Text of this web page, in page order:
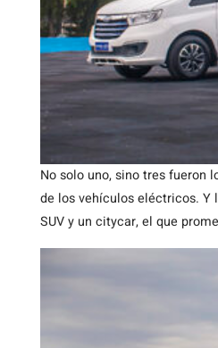
No solo uno, sino tres fueron
de los vehículos eléctricos. Y
SUV y un citycar, el que